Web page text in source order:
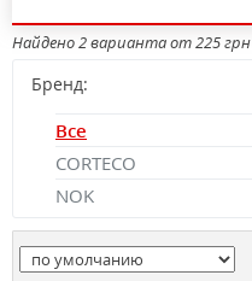
Найдено 2 варианта от 225 грн
Бренд:
Все
CORTECO
NOK